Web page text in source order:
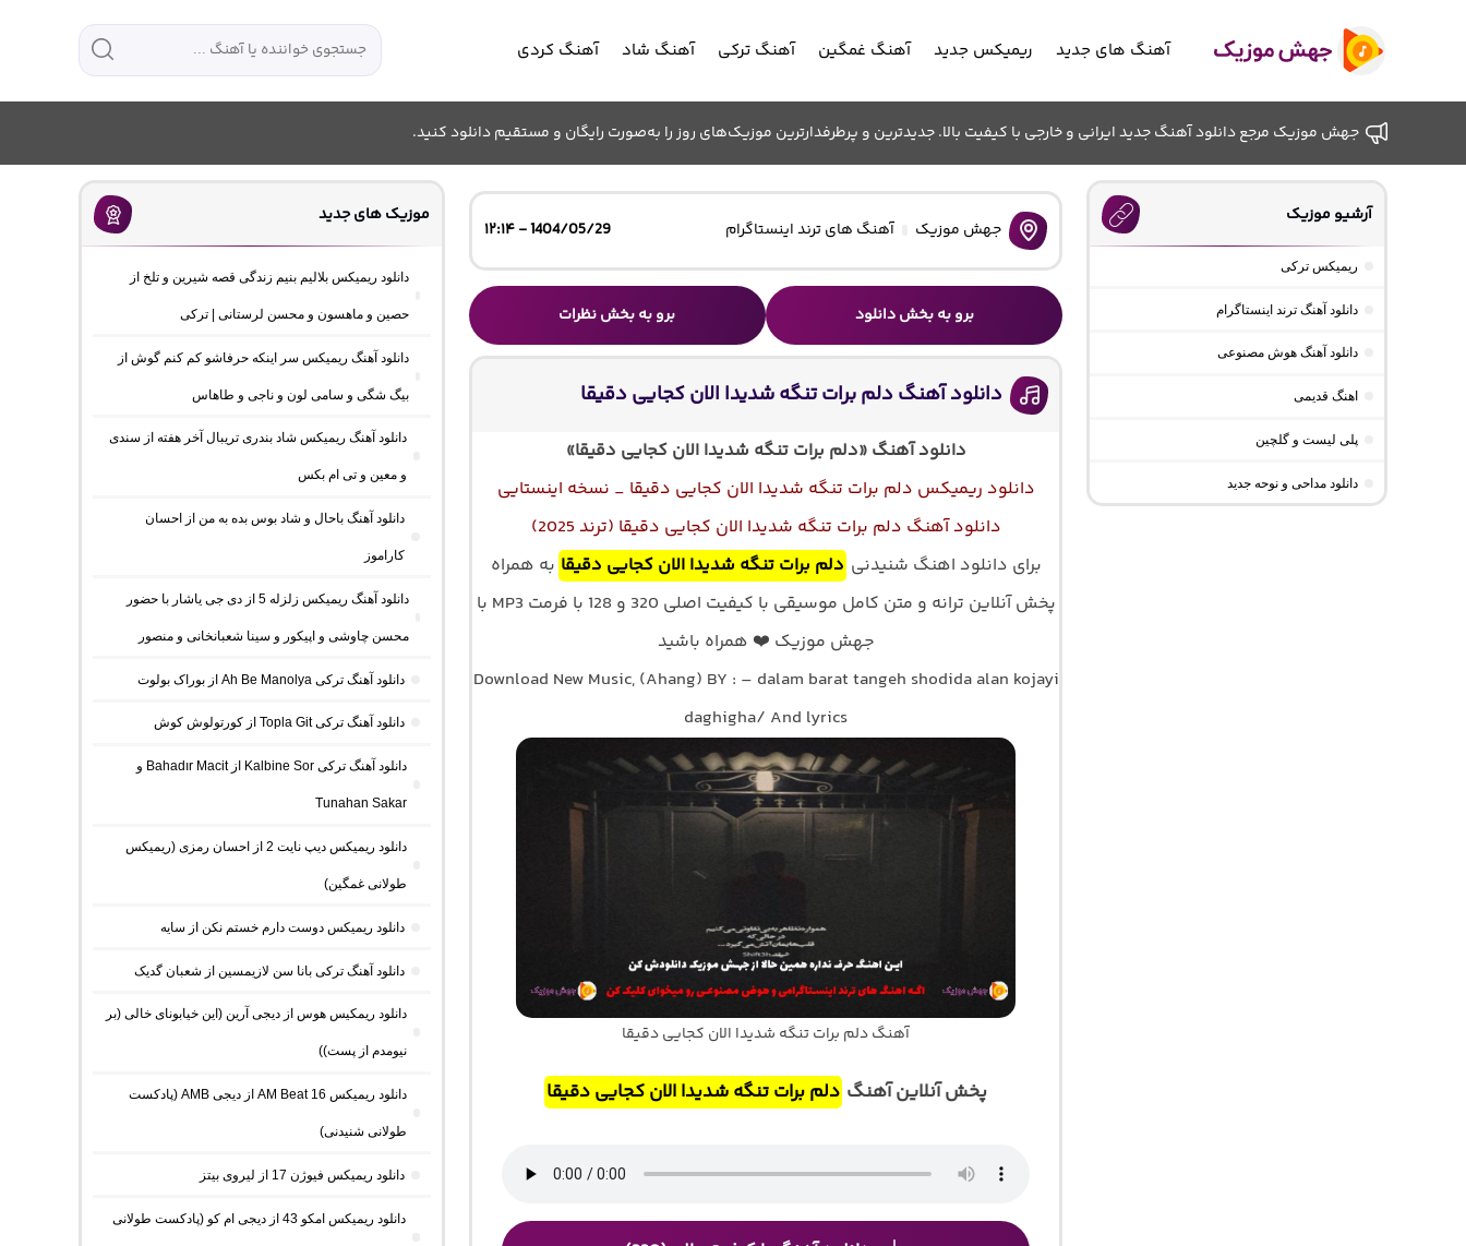
آهنگ های جدید ریمیکس جدید آهنگ غمگین آهنگ ترکی آهنگ شاد آهنگ کردی
جهش موزیک مرجع دانلود آهنگ جدید ایرانی و خارجی با کیفیت بالا. جدیدترین و پرطرفدارترین موزیک‌های روز را به‌صورت رایگان و مستقیم دانلود کنید.
جهش موزیک آهنگ های ترند اینستاگرام 1404/05/29 - ۱۲:۱۴
برو به بخش دانلود برو به بخش نظرات
دانلود آهنگ دلم برات تنگه شدیدا الان کجایی دقیقا
دانلود آهنگ «دلم برات تنگه شدیدا الان کجایی دقیقا»
دانلود ریمیکس دلم برات تنگه شدیدا الان کجایی دقیقا _ نسخه اینستایی
دانلود آهنگ دلم برات تنگه شدیدا الان کجایی دقیقا (ترند 2025)
برای دانلود اهنگ شنیدنی دلم برات تنگه شدیدا الان کجایی دقیقا به همراه
پخش آنلاین ترانه و متن کامل موسیقی با کیفیت اصلی 320 و 128 با فرمت MP3 با
جهش موزیک ❤️ همراه باشید
Download New Music, (Ahang) BY : – dalam barat tangeh shodida alan kojayi
daghigha/ And lyrics
آهنگ دلم برات تنگه شدیدا الان کجایی دقیقا
پخش آنلاین آهنگ دلم برات تنگه شدیدا الان کجایی دقیقا
آرشیو موزیک
ریمیکس ترکی
دانلود آهنگ ترند اینستاگرام
دانلود آهنگ هوش مصنوعی
اهنگ قدیمی
پلی لیست و گلچین
دانلود مداحی و نوحه جدید
موزیک های جدید
دانلود ریمیکس بلالیم بنیم زندگی قصه شیرین و تلخ از
حصین و ماهسون و محسن لرستانی | ترکی
دانلود آهنگ ریمیکس سر اینکه حرفاشو کم کنم گوش از
بیگ شگی و سامی لون و ناجی و طاهاس
دانلود آهنگ ریمیکس شاد بندری تریبال آخر هفته از سندی
و معین و تی ام بکس
دانلود آهنگ باحال و شاد بوس بده به من از احسان
کاراموز
دانلود آهنگ ریمیکس زلزله 5 از دی جی یاشار با حضور
محسن چاوشی و اپیکور و سینا شعبانخانی و منصور
دانلود آهنگ ترکی Ah Be Manolya از بوراک بولوت
دانلود آهنگ ترکی Topla Git از کورتولوش کوش
دانلود آهنگ ترکی Kalbine Sor از Bahadır Macit و
Tunahan Sakar
دانلود ریمیکس دیپ نایت 2 از احسان رمزی (ریمیکس
طولانی غمگین)
دانلود ریمیکس دوست دارم خستم نکن از سایه
دانلود آهنگ ترکی بانا سن لازیمسین از شعبان گدیک
دانلود ریمکیس هوس از دیجی آرین (این خیابونای خالی (بر
نیومدم از پست))
دانلود ریمیکس AM Beat 16 از دیجی AMB (پادکست
طولانی شنیدنی)
دانلود ریمیکس فیوژن 17 از لیروی بیتز
دانلود ریمیکس امکو 43 از دیجی ام کو (پادکست طولانی